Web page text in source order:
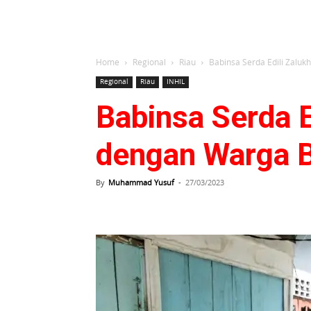
Home Regional Riau Babinsa Serda Edili
Regional Riau INHIL
Babinsa Serda
dengan Warga
By Muhammad Yusuf - 27/03/2023